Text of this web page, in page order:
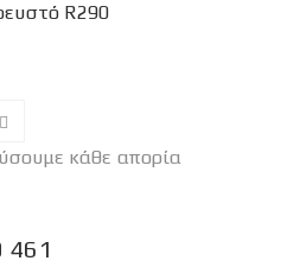
R290
κάθε απορία
461